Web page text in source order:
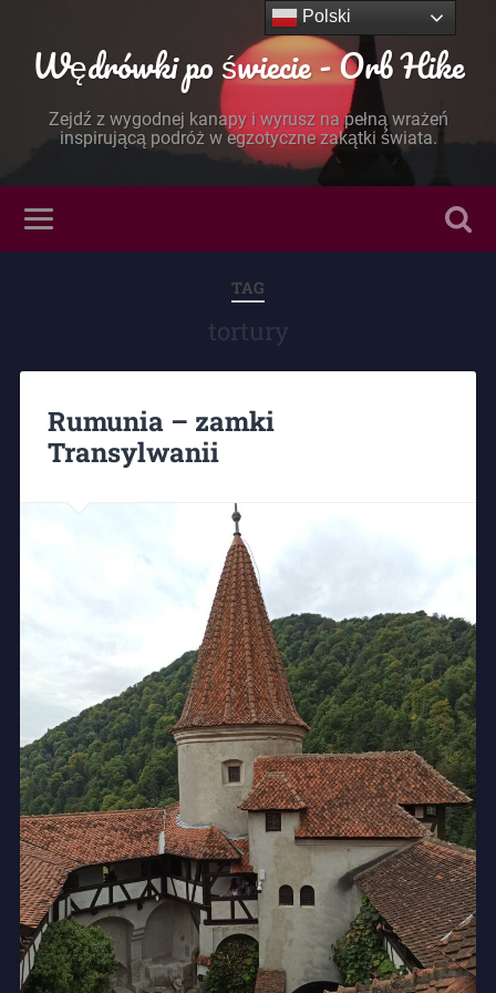
Wędrówki po świecie - Orb Hike
Zejdź z wygodnej kanapy i wyrusz na pełną wrażeń
inspirującą podróż w egzotyczne zakątki świata.
TAG
tortury
Rumunia – zamki
Transylwanii
Polski